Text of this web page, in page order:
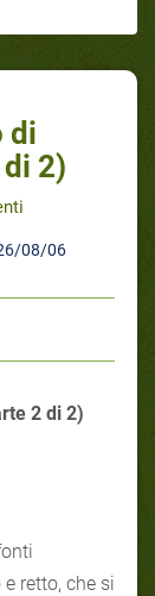
di
2)
08/06
2 di 2)
retto, che si